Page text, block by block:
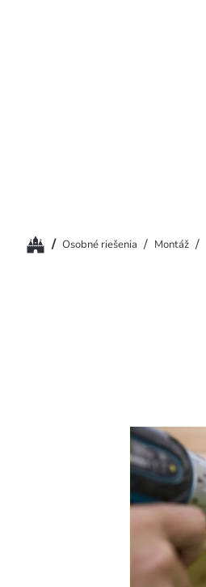
Domov
/ Osobné riešenia / Montáž /